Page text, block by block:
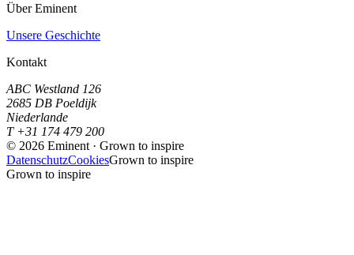
Über Eminent
Unsere Geschichte
Kontakt
ABC Westland 126
2685 DB Poeldijk
Niederlande
T +31 174 479 200
© 2026 Eminent · Grown to inspire
DatenschutzCookiesGrown to inspire
Grown to inspire